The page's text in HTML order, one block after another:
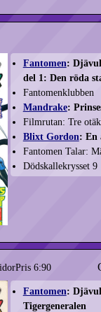
Fantomen:
del 1: Den röda
Fantomenklubben
Mandrake:
Filmrutan: Tre
Blixt Gordon: En
Fantomen Talar:
Dödskallekrysset 9
Pris 6:90
Fantomen:
Tigergeneralen